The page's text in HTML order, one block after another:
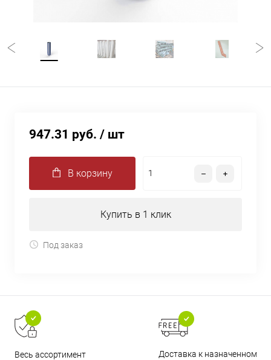
947.31 руб. / шт
В корзину
Купить в 1 клик
Под заказ
Весь ассортимент
Доставка к назначенному